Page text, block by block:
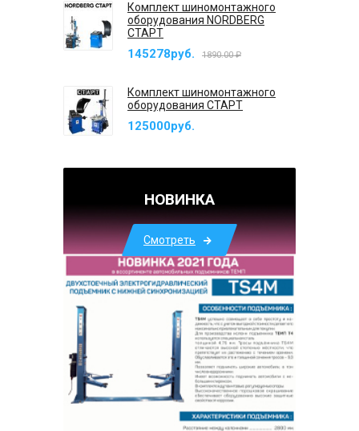
Комплект шиномонтажного
оборудования NORDBERG
СТАРТ
145278руб. 1890.00 ₽
Комплект шиномонтажного
оборудования СТАРТ
125000руб.
НОВИНКА
Смотреть